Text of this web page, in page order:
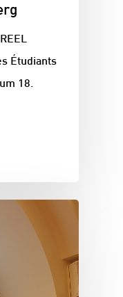
Étudiants
18.